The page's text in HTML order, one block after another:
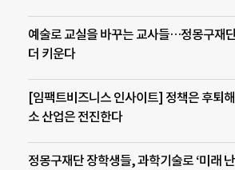
예술로 교실을 바꾸는 교사들…정몽구재
더 키운다
[임팩트비즈니스 인사이트] 정책은 후퇴
소 산업은 전진한다
정몽구재단 장학생들, 과학기술로 ‘미래